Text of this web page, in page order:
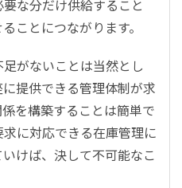
な分だけ供給すること
ことにつながります。
がないことは当然とし
提供できる管理体制が求
を構築することは簡単で
に対応できる在庫管理に
けば、決して不可能なこ